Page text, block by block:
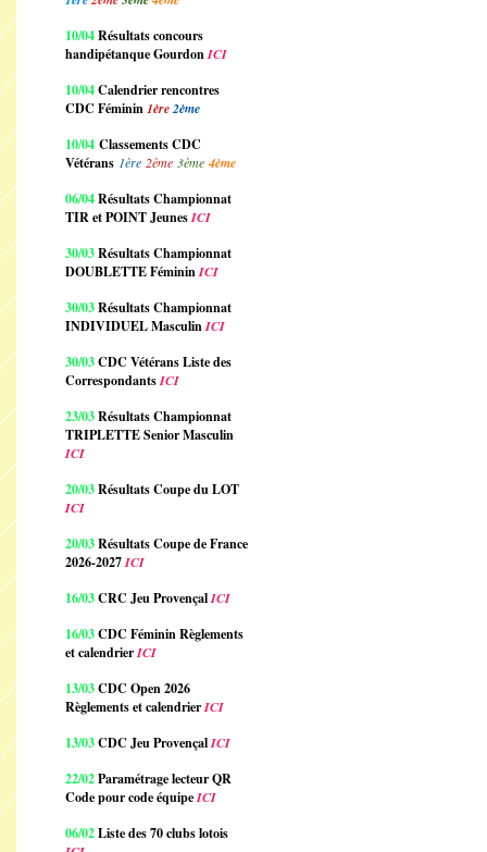
10/04Résultats concours
handipétanque GourdonICI
10/04Calendrier rencontres
CDC Féminin1ère2ème
10/04 Classements CDC
Vétérans 1ère 2ème 3ème 4ème
06/04Résultats Championnat
TIR et POINT JeunesICI
30/03Résultats Championnat
DOUBLETTE FémininICI
30/03Résultats Championnat
INDIVIDUEL MasculinICI
30/03CDC Vétérans Liste des
CorrespondantsICI
23/03Résultats Championnat
TRIPLETTE Senior Masculin
ICI
20/03Résultats Coupe du LOT
ICI
20/03Résultats Coupe de France
2026-2027ICI
16/03CRC Jeu ProvençalICI
16/03CDC Féminin Règlements
et calendrierICI
13/03CDC Open 2026
Règlements et calendrierICI
13/03CDC Jeu ProvençalICI
22/02Paramétrage lecteur QR
Code pour code équipeICI
06/02Liste des 70 clubs lotois